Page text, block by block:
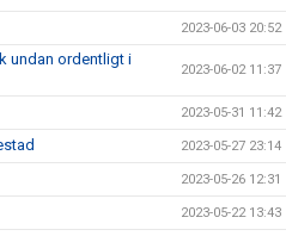
2023-06-03 20:52
undan ordentligt i
2023-06-02 11:37
2023-05-31 11:42
2023-05-27 23:14
2023-05-26 12:31
2023-05-22 13:43